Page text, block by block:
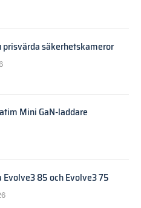
prisvärda säkerhetskameror
Mini GaN-laddare
Evolve3 85 och Evolve3 75